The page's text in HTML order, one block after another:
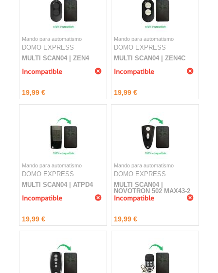
Mando para automatismo
DOMO EXPRESS
MULTI SCAN04 | ZEN4
Incompatible
19,99 €
Mando para automatismo
DOMO EXPRESS
MULTI SCAN04 | ZEN4C
Incompatible
19,99 €
Mando para automatismo
DOMO EXPRESS
MULTI SCAN04 | ATPD4
Incompatible
19,99 €
Mando para automatismo
DOMO EXPRESS
MULTI SCAN04 |
NOVOTRON 502 MAX43-2
NEW
Incompatible
19,99 €